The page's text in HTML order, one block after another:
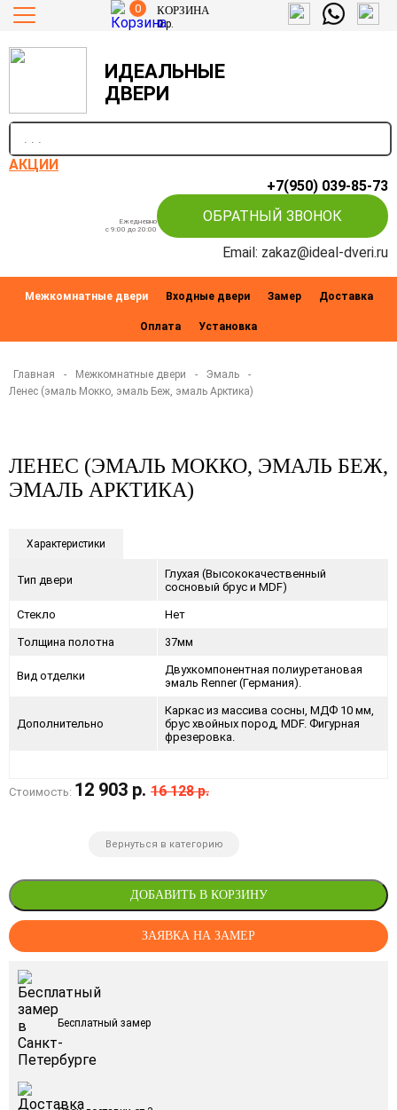
0 КОРЗИНА
0р.
ИДЕАЛЬНЫЕ
ДВЕРИ
АКЦИИ
+7(950) 039-85-73
Ежедневно
c 9:00 до 20:00
ОБРАТНЫЙ ЗВОНОК
Email: zakaz@ideal-dveri.ru
Межкомнатные двери Входные двери Замер Доставка
Оплата Установка
Главная - Межкомнатные двери - Эмаль
-
Ленес (эмаль Мокко, эмаль Беж, эмаль Арктика)
ЛЕНЕС (ЭМАЛЬ МОККО, ЭМАЛЬ БЕЖ,
ЭМАЛЬ АРКТИКА)
Характеристики
Тип двери
Глухая (Высококачественный
сосновый брус и MDF)
Стекло Нет
Толщина полотна 37мм
Вид отделки
Двухкомпонентная полиуретановая
эмаль Renner (Германия).
Дополнительно
Каркас из массива сосны, МДФ 10 мм,
брус хвойных пород, MDF. Фигурная
фрезеровка.
Стоимость: 12 903 р. 16 128 р.
Вернуться в категорию
ДОБАВИТЬ В КОРЗИНУ
ЗАЯВКА НА ЗАМЕР
Бесплатный замер